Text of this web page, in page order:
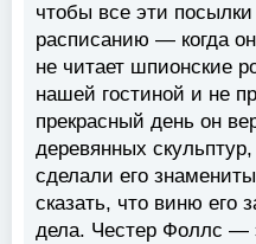
чтобы все эти
расписанию — когда
не читает шпионские
нашей гостиной и не
прекрасный день он
деревянных
сделали его
сказать, что виню его
дела. Честер Фоллс —